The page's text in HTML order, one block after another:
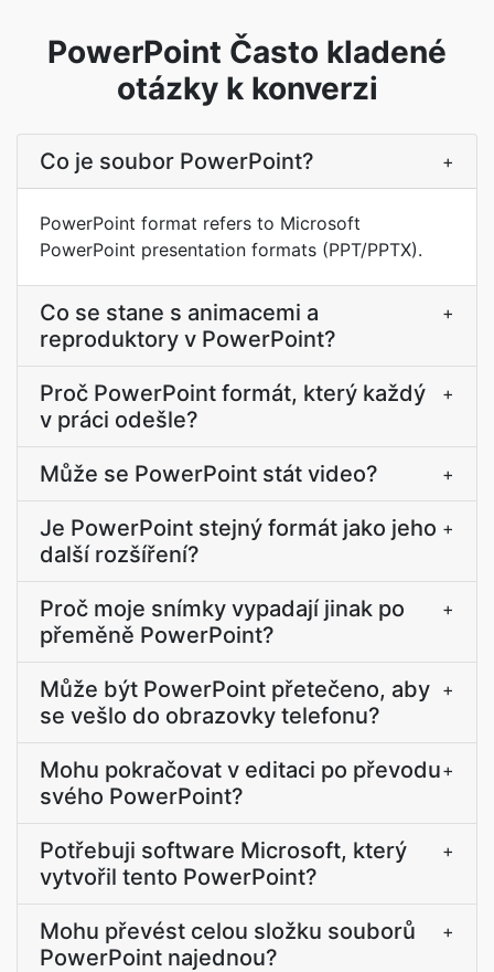
PowerPoint Často kladené
otázky k konverzi
Co je soubor PowerPoint? +
PowerPoint format refers to Microsoft
PowerPoint presentation formats (PPT/PPTX).
Co se stane s animacemi a
reproduktory v PowerPoint?
+
Proč PowerPoint formát, který každý
v práci odešle?
+
Může se PowerPoint stát video? +
Je PowerPoint stejný formát jako jeho
další rozšíření?
+
Proč moje snímky vypadají jinak po
přeměně PowerPoint?
+
Může být PowerPoint přetečeno, aby
se vešlo do obrazovky telefonu?
+
Mohu pokračovat v editaci po převodu
svého PowerPoint?
+
Potřebuji software Microsoft, který
vytvořil tento PowerPoint?
+
Mohu převést celou složku souborů
PowerPoint najednou?
+